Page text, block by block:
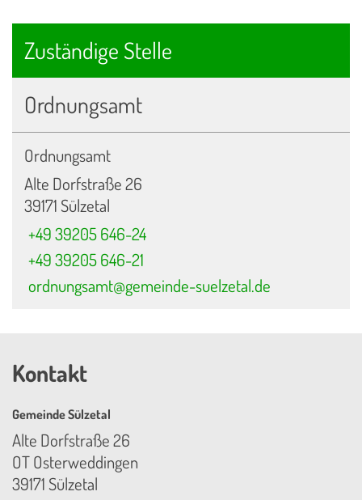
Zuständige Stelle
Ordnungsamt
Ordnungsamt
Alte Dorfstraße 26
39171 Sülzetal
+49 39205 646-24
+49 39205 646-21
ordnungsamt@gemeinde-suelzetal.de
Kontakt
Gemeinde Sülzetal
Alte Dorfstraße 26
OT Osterweddingen
39171 Sülzetal